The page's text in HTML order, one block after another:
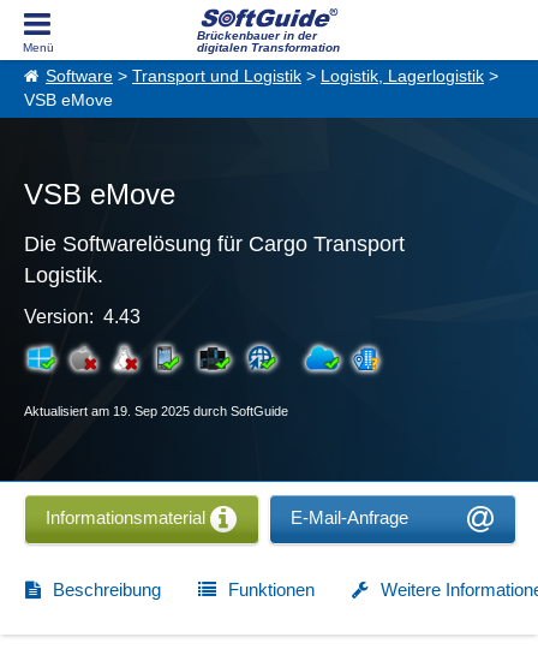
Brückenbauer in der
digitalen Transformation
Software > Transport und Logistik > Logistik, Lagerlogistik >
VSB eMove
VSB eMove
Die Softwarelösung für Cargo Transport
Logistik.
Version: 4.43
Aktualisiert am 19. Sep 2025 durch SoftGuide
Informationsmaterial E-Mail-Anfrage
Beschreibung Funktionen Weitere